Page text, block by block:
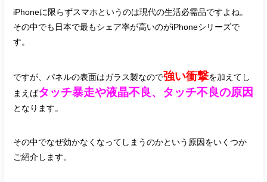
iPhoneに限らずスマホというのは現代の生活必需品ですよね。
その中でも日本で最もシェア率が高いのがiPhoneシリーズで
す。
ですが、パネルの表面はガラス製なので強い衝撃を加えてし
まえばタッチ暴走や液晶不良、タッチ不良の原因
となります。
その中でなぜ効かなくなってしまうのかという原因をいくつか
ご紹介します。